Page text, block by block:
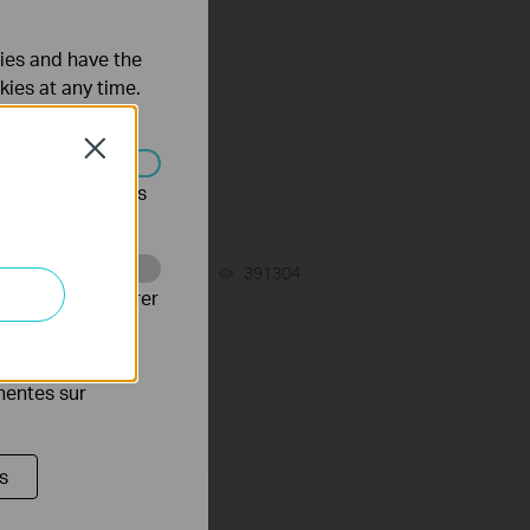
02-08-2021 391304
Close
and have the
at any time.
être désactivés
pour améliorer
publicitaires
sur